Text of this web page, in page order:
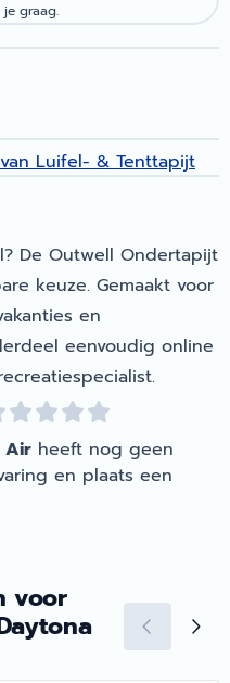
graag.
Luifel- & Tenttapijt
De Outwell Ondertapijt
keuze. Gemaakt voor
en
eenvoudig online
Air heeft nog geen
en plaats een
voor